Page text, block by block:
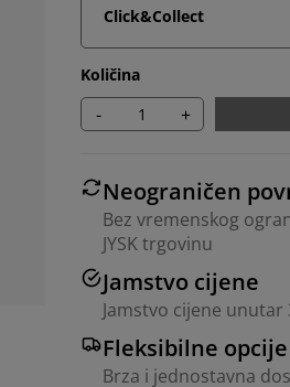
Click&Collect
Količina
- +
Neograničen
Bez vremenskog
JYSK trgovinu
Jamstvo cijene
Jamstvo cijene
Fleksibilne
Brza i jednostavna